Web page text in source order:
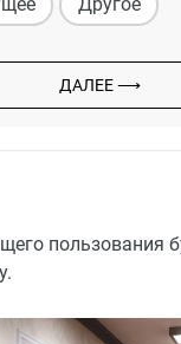
Другое
ДАЛЕЕ ⟶
пользования